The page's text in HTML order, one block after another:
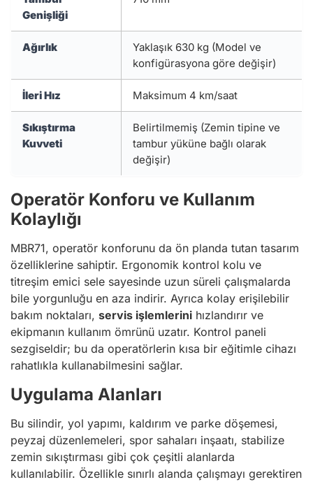
Genişliği
Ağırlık
Yaklaşık 630 kg (Model ve
konfigürasyona göre değişir)
İleri Hız Maksimum 4 km/saat
Sıkıştırma
Kuvveti
Belirtilmemiş (Zemin tipine ve
tambur yüküne bağlı olarak
değişir)
Operatör Konforu ve Kullanım
Kolaylığı
MBR71, operatör konforunu da ön planda tutan tasarım
özelliklerine sahiptir. Ergonomik kontrol kolu ve
titreşim emici sele sayesinde uzun süreli çalışmalarda
bile yorgunluğu en aza indirir. Ayrıca kolay erişilebilir
bakım noktaları, servis işlemlerini hızlandırır ve
ekipmanın kullanım ömrünü uzatır. Kontrol paneli
sezgiseldir; bu da operatörlerin kısa bir eğitimle cihazı
rahatlıkla kullanabilmesini sağlar.
Uygulama Alanları
Bu silindir, yol yapımı, kaldırım ve parke döşemesi,
peyzaj düzenlemeleri, spor sahaları inşaatı, stabilize
zemin sıkıştırması gibi çok çeşitli alanlarda
kullanılabilir. Özellikle sınırlı alanda çalışmayı gerektiren